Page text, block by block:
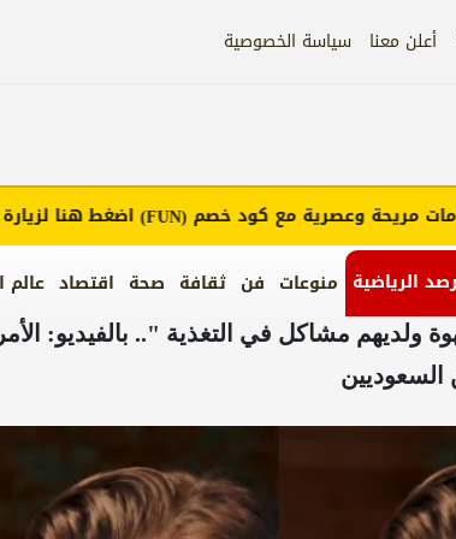
أعلن معنا سياسة الخصوصية
الرياضية منوعات فن ثقافة صحة اقتصاد عالم
وعصرية مع كود خصم(FUN)اضغط هنا لزيارة
ولديهم مشاكل في التغذية ".. بالفيديو:
السعوديين